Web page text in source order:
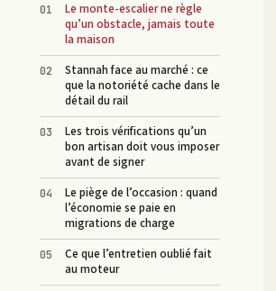
Le monte-escalier ne règle
qu’un obstacle, jamais toute
la maison
Stannah face au marché : ce
que la notoriété cache dans le
détail du rail
Les trois vérifications qu’un
bon artisan doit vous imposer
avant de signer
Le piège de l’occasion : quand
l’économie se paie en
migrations de charge
Ce que l’entretien oublié fait
au moteur